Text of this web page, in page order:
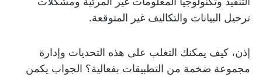
ترحيل البيانات والتكاليف غير المتوقعة.
إذن، كيف يمكنك التغلب على هذه التحديات وإدارة
مجموعة ضخمة من التطبيقات بفعالية؟ الجواب يكمن